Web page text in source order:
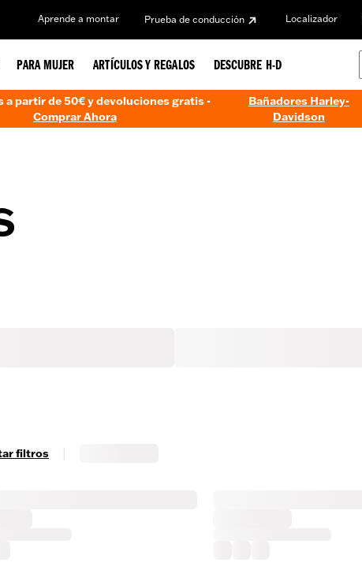
Aprende a montar Prueba de conducción Localizador
PARA MUJER ARTÍCULOS Y REGALOS DESCUBRE H-D
a partir de 50€ y devoluciones gratis -
Comprar Ahora
Bañadores Harley-
Davidson
filtros